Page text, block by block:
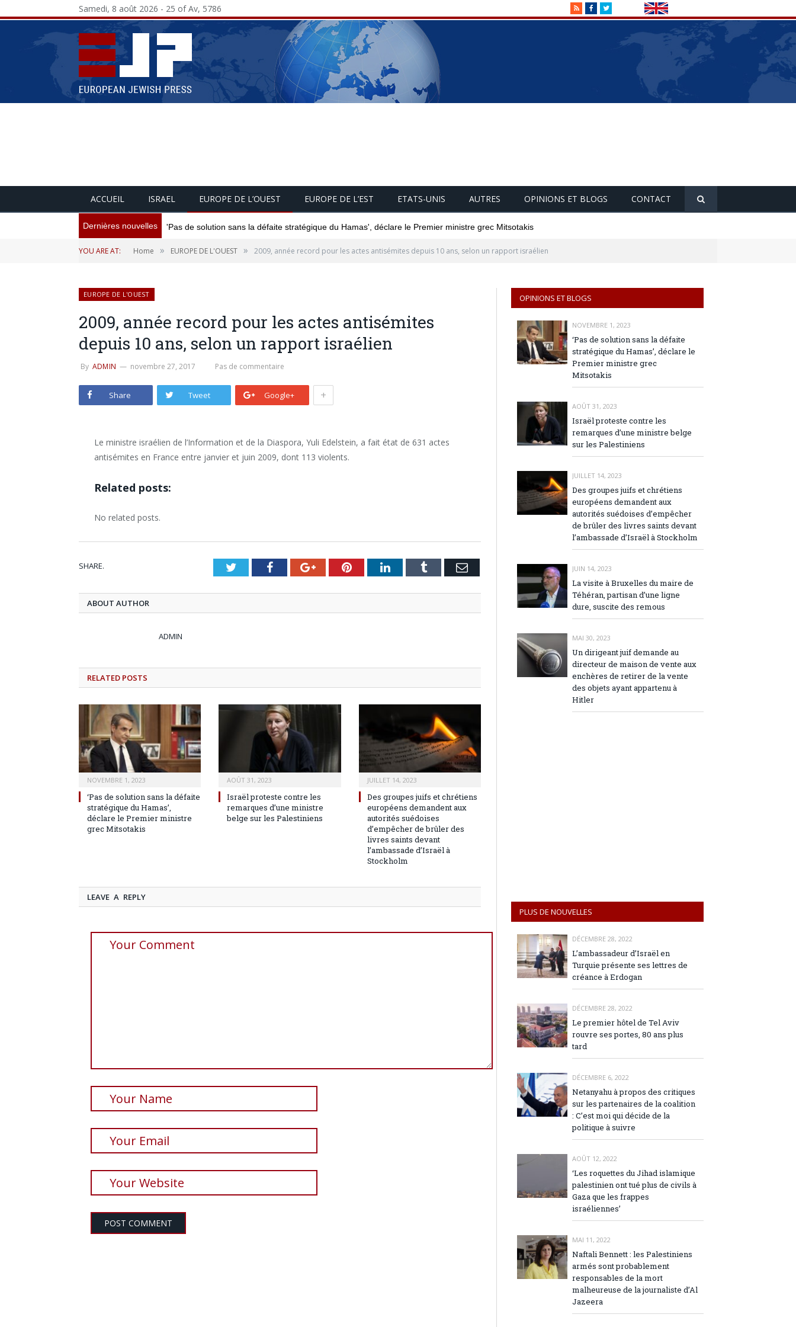
RSSFacebookTwitter
Samedi, 8 août 2026 - 25 of Av, 5786
ACCUEIL ISRAEL EUROPE DE L’OUEST EUROPE DE L’EST ETATS-UNIS AUTRES OPINIONS ET BLOGS CONTACT
Dernières nouvelles 'Pas de solution sans la défaite stratégique du Hamas', déclare le Premier ministre grec Mitsotakis
YOU ARE AT: Home » EUROPE DE L'OUEST » 2009, année record pour les actes antisémites depuis 10 ans, selon un rapport israélien
EUROPE DE L'OUEST
2009, année record pour les actes antisémites
depuis 10 ans, selon un rapport israélien
By ADMIN novembre 27, 2017 Pas de commentaire
Share Tweet Google+ +
Le ministre israélien de l’Information et de la Diaspora, Yuli Edelstein, a fait état de 631 actes
antisémites en France entre janvier et juin 2009, dont 113 violents.
Related posts:
No related posts.
SHARE. TwitterFacebookGoogle+PinterestLinkedInTumblr Email
ABOUT AUTHOR
ADMIN
RELATED POSTS
NOVEMBRE 1, 2023
‘Pas de solution sans la défaite
stratégique du Hamas’,
déclare le Premier ministre
grec Mitsotakis
AOÛT 31, 2023
Israël proteste contre les
remarques d’une ministre
belge sur les Palestiniens
JUILLET 14, 2023
Des groupes juifs et chrétiens
européens demandent aux
autorités suédoises
d’empêcher de brûler des
livres saints devant
l’ambassade d’Israël à
Stockholm
LEAVE A REPLY
OPINIONS ET BLOGS
NOVEMBRE 1, 2023
‘Pas de solution sans la défaite
stratégique du Hamas’, déclare le
Premier ministre grec
Mitsotakis
AOÛT 31, 2023
Israël proteste contre les
remarques d’une ministre belge
sur les Palestiniens
JUILLET 14, 2023
Des groupes juifs et chrétiens
européens demandent aux
autorités suédoises d’empêcher
de brûler des livres saints devant
l’ambassade d’Israël à Stockholm
JUIN 14, 2023
La visite à Bruxelles du maire de
Téhéran, partisan d’une ligne
dure, suscite des remous
MAI 30, 2023
Un dirigeant juif demande au
directeur de maison de vente aux
enchères de retirer de la vente
des objets ayant appartenu à
Hitler
PLUS DE NOUVELLES
DÉCEMBRE 28, 2022
L’ambassadeur d’Israël en
Turquie présente ses lettres de
créance à Erdogan
DÉCEMBRE 28, 2022
Le premier hôtel de Tel Aviv
rouvre ses portes, 80 ans plus
tard
DÉCEMBRE 6, 2022
Netanyahu à propos des critiques
sur les partenaires de la coalition
: C’est moi qui décide de la
politique à suivre
AOÛT 12, 2022
‘Les roquettes du Jihad islamique
palestinien ont tué plus de civils à
Gaza que les frappes
israéliennes’
MAI 11, 2022
Naftali Bennett : les Palestiniens
armés sont probablement
responsables de la mort
malheureuse de la journaliste d’Al
Jazeera